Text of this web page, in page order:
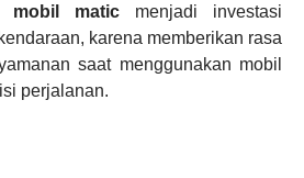
mobil matic menjadi investasi
karena memberikan rasa
saat menggunakan mobil
perjalanan.